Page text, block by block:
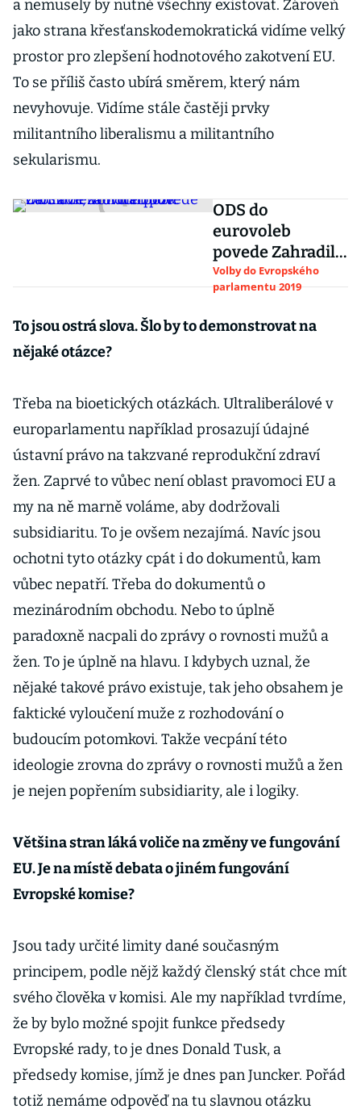
a nemusely by nutně všechny existovat. Zároveň
jako strana křesťanskodemokratická vidíme velký
prostor pro zlepšení hodnotového zakotvení EU.
To se příliš často ubírá směrem, který nám
nevyhovuje. Vidíme stále častěji prvky
militantního liberalismu a militantního
sekularismu.
ODS do
eurovoleb
povede Zahradil,
Vondra bude
útočit ze zadních
Volby do Evropského
parlamentu 2019
To jsou ostrá slova. Šlo by to demonstrovat na
nějaké otázce?
Třeba na bioetických otázkách. Ultraliberálové v
europarlamentu například prosazují údajné
ústavní právo na takzvané reprodukční zdraví
žen. Zaprvé to vůbec není oblast pravomoci EU a
my na ně marně voláme, aby dodržovali
subsidiaritu. To je ovšem nezajímá. Navíc jsou
ochotni tyto otázky cpát i do dokumentů, kam
vůbec nepatří. Třeba do dokumentů o
mezinárodním obchodu. Nebo to úplně
paradoxně nacpali do zprávy o rovnosti mužů a
žen. To je úplně na hlavu. I kdybych uznal, že
nějaké takové právo existuje, tak jeho obsahem je
faktické vyloučení muže z rozhodování o
budoucím potomkovi. Takže vecpání této
ideologie zrovna do zprávy o rovnosti mužů a žen
je nejen popřením subsidiarity, ale i logiky.
Většina stran láká voliče na změny ve fungování
EU. Je na místě debata o jiném fungování
Evropské komise?
Jsou tady určité limity dané současným
principem, podle nějž každý členský stát chce mít
svého člověka v komisi. Ale my například tvrdíme,
že by bylo možné spojit funkce předsedy
Evropské rady, to je dnes Donald Tusk, a
předsedy komise, jímž je dnes pan Juncker. Pořád
totiž nemáme odpověď na tu slavnou otázku